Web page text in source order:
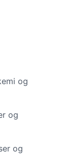
og
og
og